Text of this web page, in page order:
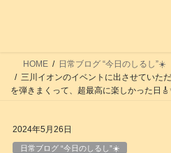
HOME
日常ブログ “今日のしるし”☀️
三川イオンのイベントに出させていた
を弾きまくって、超最高に楽しかった日
2024年5月26日
日常ブログ “今日のしるし”☀️